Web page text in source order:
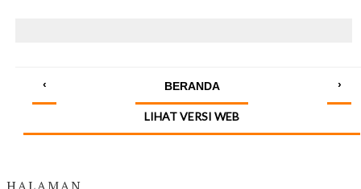
‹ ›
BERANDA
LIHAT VERSI WEB